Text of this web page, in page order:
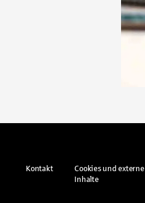
Kontakt
Cookies und externe
Inhalte